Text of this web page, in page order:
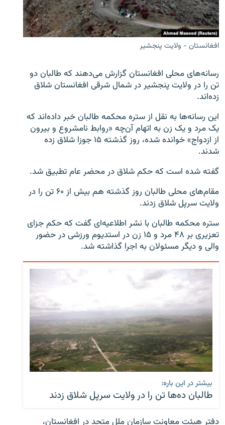
تماس
صفحه پشتو
Azadi English
به ما بپیوندید
همۀ سایت‌های رادیو آزادی/ رادیو اروپای آزاد
افغانستان - ولایت پنجشیر
رسانه‌های محلی افغانستان گزارش می‌دهند که طالبان دو
تن را در ولایت پنجشیر در شمال شرقی افغانستان شلاق
زده‌اند.
این رسانه‌ها به نقل از ستره‌ محکمه طالبان خبر داده‌اند که
یک مرد و یک زن به اتهام آن‌چه «روابط نامشروع و بیرون
از ازدواج» خوانده شده، روز گذشته ۱۵ جوزا شلاق زده
شدند.
گفته شده‌ است که حکم شلاق در محضر عام تطبیق شد.
مقام‌های محلی طالبان روز گذشته هم بیش از ۶۰ تن را در
ولایت سرپل شلاق زدند.
ستره‌ محکمه طالبان با نشر اطلاعیه‌ای گفت که حکم جزای
تعزیری بر ۴۸ مرد و ۱۵ زن در استدیوم ورزشی در حضور
والی و دیگر مسئولان به اجرا گذاشته شد.
بیشتر در این باره:
طالبان ده‌ها تن را در ولایت سرپل شلاق زدند
دفتر هیئت معاونت سازمان ملل متحد در افغانستان،